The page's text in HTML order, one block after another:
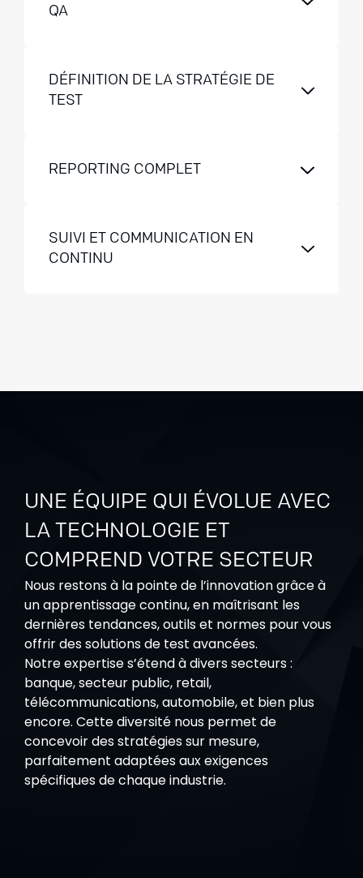
QA
DÉFINITION DE LA STRATÉGIE DE
TEST
REPORTING COMPLET
SUIVI ET COMMUNICATION EN
CONTINU
UNE ÉQUIPE QUI ÉVOLUE AVEC
LA TECHNOLOGIE ET
COMPREND VOTRE SECTEUR
Nous restons à la pointe de l’innovation grâce à
un apprentissage continu, en maîtrisant les
dernières tendances, outils et normes pour vous
offrir des solutions de test avancées.
Notre expertise s’étend à divers secteurs :
banque, secteur public, retail,
télécommunications, automobile, et bien plus
encore. Cette diversité nous permet de
concevoir des stratégies sur mesure,
parfaitement adaptées aux exigences
spécifiques de chaque industrie.